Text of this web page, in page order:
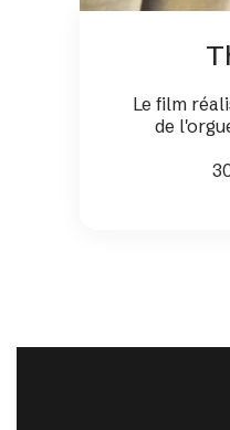
Le film
de